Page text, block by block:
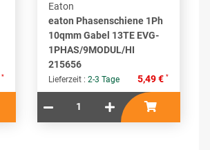
*
Eaton
eaton Phasenschiene 1Ph
10qmm Gabel 13TE EVG-
1PHAS/9MODUL/HI
215656
Lieferzeit : 2-3 Tage 5,49 € *